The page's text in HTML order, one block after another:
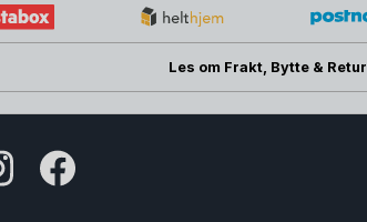
Les om Frakt, Bytte & Retur